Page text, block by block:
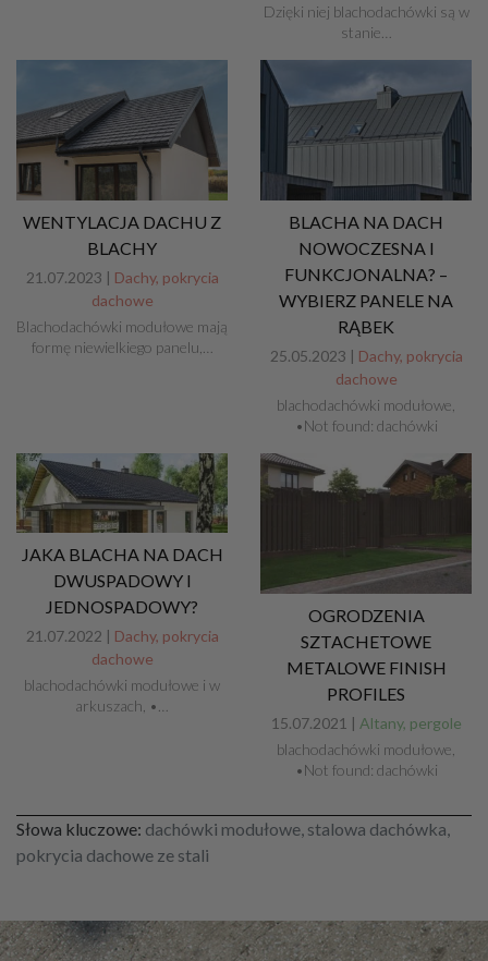
Dzięki niej blachodachówki są w
stanie…
WENTYLACJA DACHU Z
BLACHY
21.07.2023 | Dachy, pokrycia
dachowe
Blachodachówki modułowe mają
formę niewielkiego panelu,…
BLACHA NA DACH
NOWOCZESNA I
FUNKCJONALNA? –
WYBIERZ PANELE NA
RĄBEK
25.05.2023 | Dachy, pokrycia
dachowe
blachodachówki modułowe,
•Not found: dachówki
JAKA BLACHA NA DACH
DWUSPADOWY I
JEDNOSPADOWY?
21.07.2022 | Dachy, pokrycia
dachowe
blachodachówki modułowe i w
arkuszach, •…
OGRODZENIA
SZTACHETOWE
METALOWE FINISH
PROFILES
15.07.2021 | Altany, pergole
blachodachówki modułowe,
•Not found: dachówki
Słowa kluczowe: dachówki modułowe, stalowa dachówka,
pokrycia dachowe ze stali